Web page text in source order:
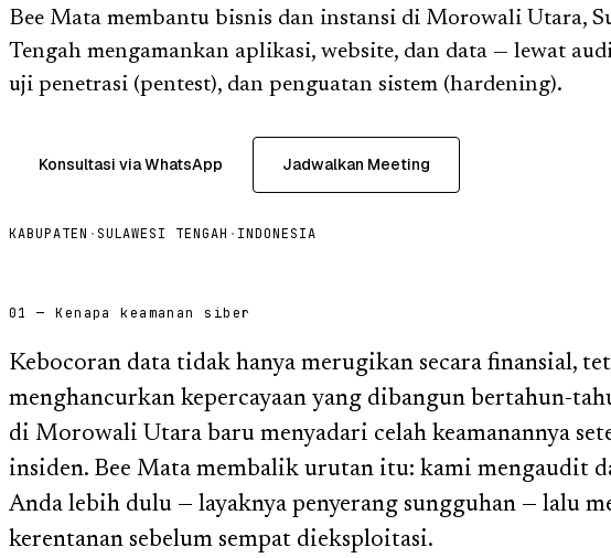
Bee Mata membantu bisnis dan instansi di Morowali Utara,
Tengah mengamankan aplikasi, website, dan data — lewat
uji penetrasi (pentest), dan penguatan sistem (hardening).
Konsultasi via WhatsApp Jadwalkan Meeting
KABUPATEN · SULAWESI TENGAH · INDONESIA
01 — Kenapa keamanan siber
Kebocoran data tidak hanya merugikan secara finansial,
menghancurkan kepercayaan yang dibangun bertahun-
di Morowali Utara baru menyadari celah keamanannya
insiden. Bee Mata membalik urutan itu: kami mengaudit
Anda lebih dulu — layaknya penyerang sungguhan — lalu
kerentanan sebelum sempat dieksploitasi.